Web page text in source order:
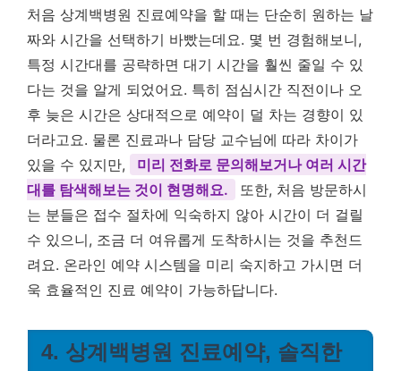
처음 상계백병원 진료예약을 할 때는 단순히 원하는 날
짜와 시간을 선택하기 바빴는데요. 몇 번 경험해보니,
특정 시간대를 공략하면 대기 시간을 훨씬 줄일 수 있
다는 것을 알게 되었어요. 특히 점심시간 직전이나 오
후 늦은 시간은 상대적으로 예약이 덜 차는 경향이 있
더라고요. 물론 진료과나 담당 교수님에 따라 차이가
있을 수 있지만,
미리 전화로 문의해보거나 여러 시간
대를 탐색해보는 것이 현명해요.
또한, 처음 방문하시
는 분들은 접수 절차에 익숙하지 않아 시간이 더 걸릴
수 있으니, 조금 더 여유롭게 도착하시는 것을 추천드
려요. 온라인 예약 시스템을 미리 숙지하고 가시면 더
욱 효율적인 진료 예약이 가능하답니다.
4. 상계백병원 진료예약, 솔직한